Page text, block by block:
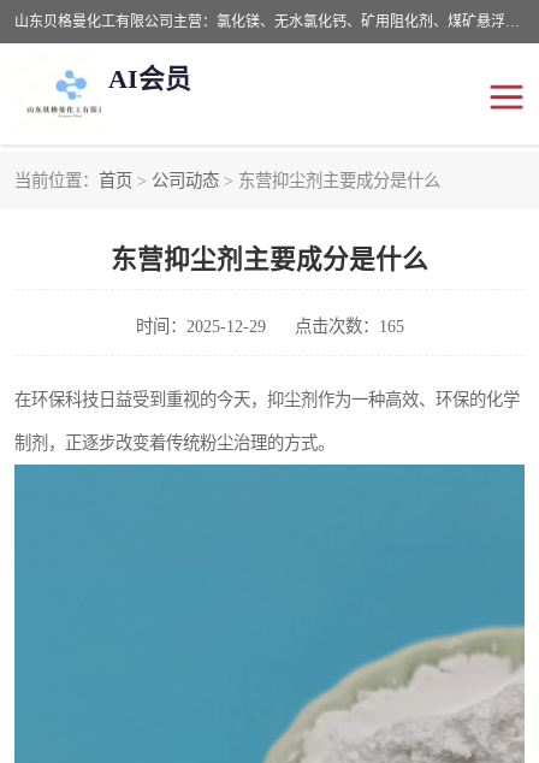
山东贝格曼化工有限公司主营：氯化镁、无水氯化钙、矿用阻化剂、煤矿悬浮剂、道路抑尘剂、氢氧化镁，防灭火剂等，公司位于山东省潍坊市滨海经济开发区,是专业从事对各种精细化工集研究、开发、制造于一体的现代化大型跨境化工企业，公司本着诚信经营、给每一位客户提供专业服务。
AI会员
当前位置： 首页 > 公司动态 > 东营抑尘剂主要成分是什么
东营抑尘剂主要成分是什么
时间：2025-12-29 点击次数：165
在环保科技日益受到重视的今天，抑尘剂作为一种高效、环保的化学
制剂，正逐步改变着传统粉尘治理的方式。
氯化钙
抑尘剂
氢氧化镁